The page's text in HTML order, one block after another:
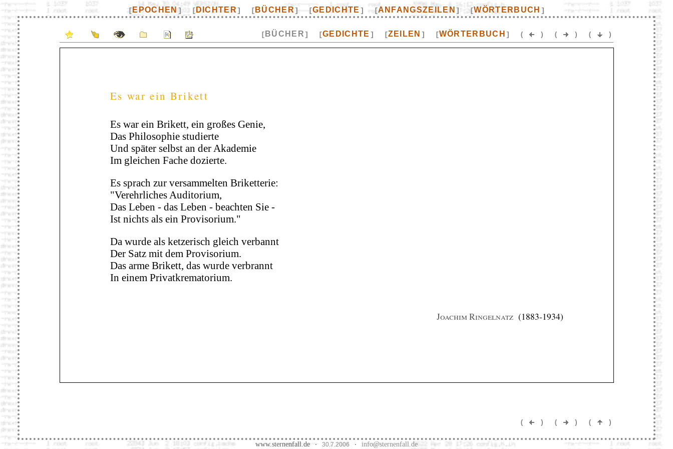
[ EPOCHEN ] [ DICHTER] [ BÜCHER] [GEDICHTE ] [ANFANGSZEILEN ] [WÖRTERBUCH ]
[ BÜCHER] [GEDICHTE ] [ZEILEN ] [WÖRTERBUCH ] ( ) ( ) ( )
Es war ein Brikett
Es war ein Brikett, ein großes Genie,
Das Philosophie studierte
Und später selbst an der Akademie
Im gleichen Fache dozierte.
Es sprach zur versammelten Briketterie:
"Verehrliches Auditorium,
Das Leben - das Leben - beachten Sie -
Ist nichts als ein Provisorium."
Da wurde als ketzerisch gleich verbannt
Der Satz mit dem Provisorium.
Das arme Brikett, das wurde verbrannt
In einem Privatkrematorium.
Joachim Ringelnatz(1883-1934)
( ) ( ) ( )
www.sternenfall.de · 30.7.2006 · info@sternenfall.de